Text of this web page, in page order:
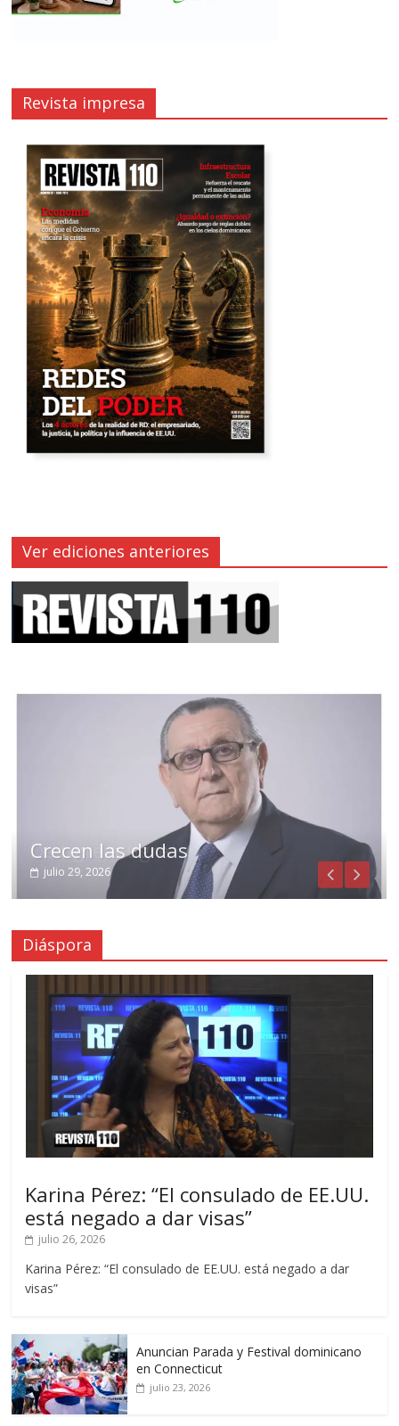
Revista impresa
Ver ediciones anteriores
Crecen las dudas
julio 29, 2026
Diáspora
Karina Pérez: “El consulado de EE.UU.
está negado a dar visas”
julio 26, 2026
Karina Pérez: “El consulado de EE.UU. está negado a dar
visas”
Anuncian Parada y Festival dominicano
en Connecticut
julio 23, 2026